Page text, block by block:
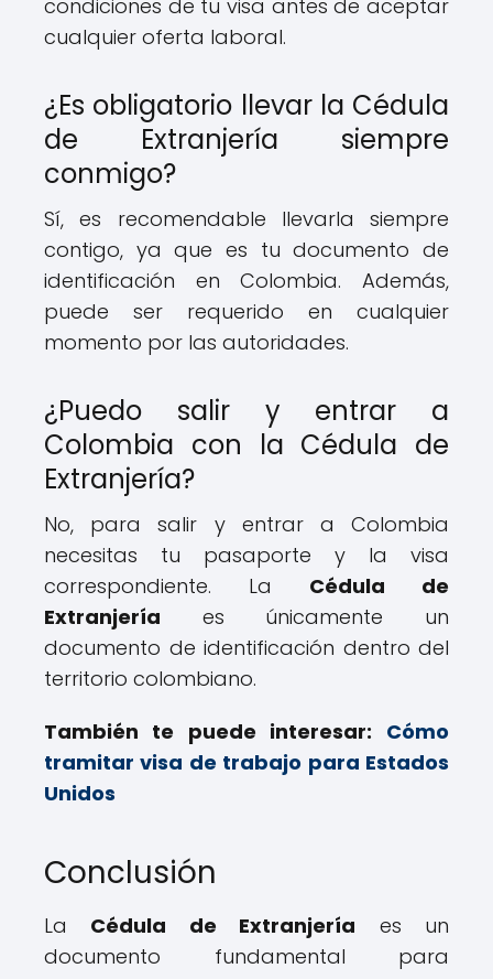
condiciones de tu visa antes de aceptar
cualquier oferta laboral.
¿Es obligatorio llevar la Cédula
de Extranjería siempre
conmigo?
Sí, es recomendable llevarla siempre
contigo, ya que es tu documento de
identificación en Colombia. Además,
puede ser requerido en cualquier
momento por las autoridades.
¿Puedo salir y entrar a
Colombia con la Cédula de
Extranjería?
No, para salir y entrar a Colombia
necesitas tu pasaporte y la visa
correspondiente. La Cédula de
Extranjería es únicamente un
documento de identificación dentro del
territorio colombiano.
También te puede interesar: Cómo
tramitar visa de trabajo para Estados
Unidos
Conclusión
La Cédula de Extranjería es un
documento fundamental para